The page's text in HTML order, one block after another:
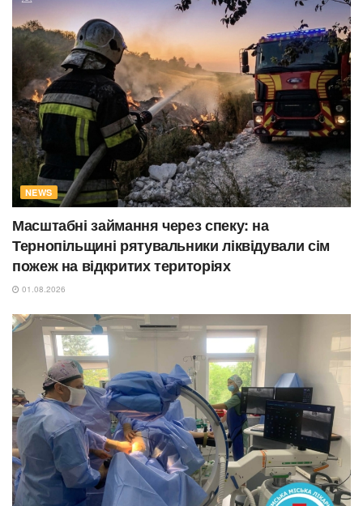
NEWS
Масштабні займання через спеку: на
Тернопільщині рятувальники ліквідували сім
пожеж на відкритих територіях
01.08.2026